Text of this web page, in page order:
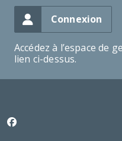
Connexion
Accédez à l’espace de
lien ci-dessus.